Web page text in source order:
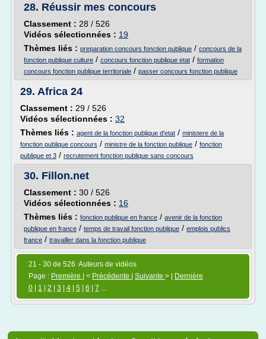
28. Réussir mes concours
Classement : 28 / 526
Vidéos sélectionnées : 19
Thèmes liés : preparation concours fonction publique / concours de la
fonction publique culture / concours fonction publique etat / formation
concours fonction publique territoriale / passer concours fonction publique
29. Africa 24
Classement : 29 / 526
Vidéos sélectionnées : 32
Thèmes liés : agent de la fonction publique d'etat / ministere de la
fonction publique concours / ministre de la fonction publique / fonction
publique et 3 / recrutement fonction publique sans concours
30. Fillon.net
Classement : 30 / 526
Vidéos sélectionnées : 16
Thèmes liés : fonction publique en france / avenir de la fonction
publique en france / temps de travail fonction publique / emplois publics
france / travailler dans la fonction publique
21 - 30 de 526 Auteurs de vidéos
Page : Première | < Précédente Suivante > |
Dernière
0
1 2 3 4 5 6 7 ...